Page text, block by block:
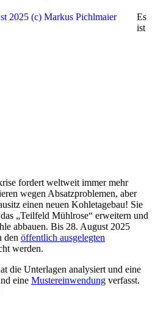
Es
ist
fordert weltweit immer mehr
wegen Absatzproblemen, aber
einen neuen Kohletagebau! Sie
„Teilfeld Mühlrose“ erweitern und
abbauen. Bis 28. August 2025
den öffentlich ausgelegten
werden.
die Unterlagen analysiert und eine
eine Mustereinwendung verfasst.